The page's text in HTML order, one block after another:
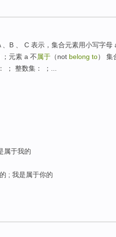
、B 、 C 表示，集合元素用小写字母
；元素 a 不属于 （not belong to） 集
； 整数集： ；...
属于我的
; 我是属于你的